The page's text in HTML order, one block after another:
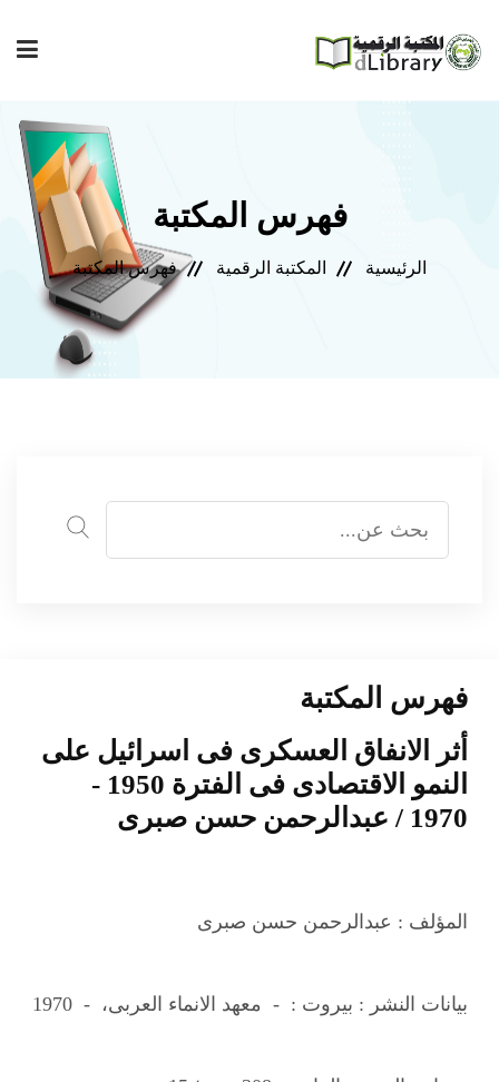
إصدارات المعهد
فهرس المكتبة
مجلة المعهد
مكتبتي
فهرس المكتبة
الرئيسية المكتبة الرقمية فهرس المكتبة
فهرس المكتبة
أثر الانفاق العسكرى فى اسرائيل على
النمو الاقتصادى فى الفترة 1950 -
1970 / عبدالرحمن حسن صبرى
المؤلف : عبدالرحمن حسن صبرى
بيانات النشر : بيروت : - معهد الانماء العربى، - 1970